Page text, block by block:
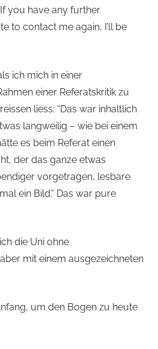
you have any further
to contact me again, I’ll be
ich mich in einer
einer Referatskritik zu
liess: “Das war inhaltlich
langweilig – wie bei einem
es beim Referat einen
der das ganze etwas
vorgetragen, lesbare
ein Bild.” Das war pure
die Uni ohne
mit einem ausgezeichneten
um den Bogen zu heute